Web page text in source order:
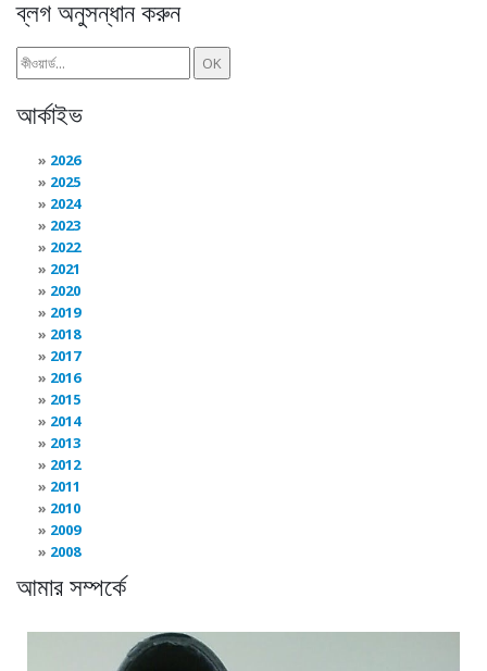
ব্লগ অনুসন্ধান করুন
আর্কাইভ
2026
2025
2024
2023
2022
2021
2020
2019
2018
2017
2016
2015
2014
2013
2012
2011
2010
2009
2008
আমার সম্পর্কে